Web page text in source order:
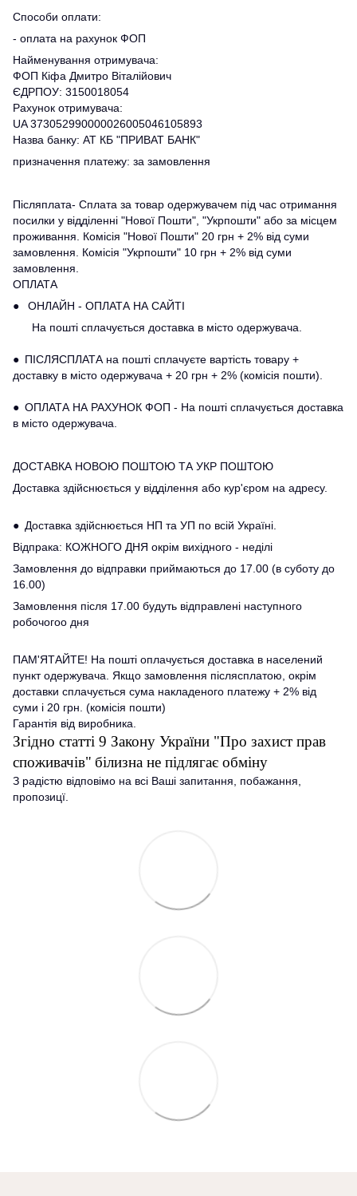
Способи оплати:
- оплата на рахунок ФОП
Найменування отримувача:
ФОП Кіфа Дмитро Віталійович
ЄДРПОУ: 3150018054
Рахунок отримувача:
UA 373052990000026005046105893
Назва банку: АТ КБ "ПРИВАТ БАНК"
призначення платежу: за замовлення
Післяплата- Сплата за товар одержувачем під час отримання
посилки у відділенні "Нової Пошти", "Укрпошти" або за місцем
проживання. Комісія "Нової Пошти" 20 грн + 2% від суми
замовлення. Комісія "Укрпошти" 10 грн + 2% від суми
замовлення.
ОПЛАТА
● ОНЛАЙН - ОПЛАТА НА САЙТІ
На пошті сплачується доставка в місто одержувача.
● ПІСЛЯСПЛАТА на пошті сплачуєте вартість товару +
доставку в місто одержувача + 20 грн + 2% (комісія пошти).
● ОПЛАТА НА РАХУНОК ФОП - На пошті сплачується доставка
в місто одержувача.
ДОСТАВКА НОВОЮ ПОШТОЮ ТА УКР ПОШТОЮ
Доставка здійснюється у відділення або кур'єром на адресу.
● Доставка здійснюється НП та УП по всій Україні.
Відпрака: КОЖНОГО ДНЯ окрім вихідного - неділі
Замовлення до відправки приймаються до 17.00 (в суботу до
16.00)
Замовлення після 17.00 будуть відправлені наступного
робочогоо дня
ПАМ'ЯТАЙТЕ! На пошті оплачується доставка в населений
пункт одержувача. Якщо замовлення післясплатою, окрім
доставки сплачується сума накладеного платежу + 2% від
суми і 20 грн. (комісія пошти)
Гарантія від виробника.
Згідно статті 9 Закону України "Про захист прав
споживачів" білизна не підлягає обміну
З радістю відповімо на всі Ваші запитання, побажання,
пропозицї.